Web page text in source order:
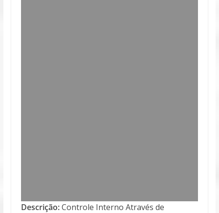
Descrição:Controle Interno Através de